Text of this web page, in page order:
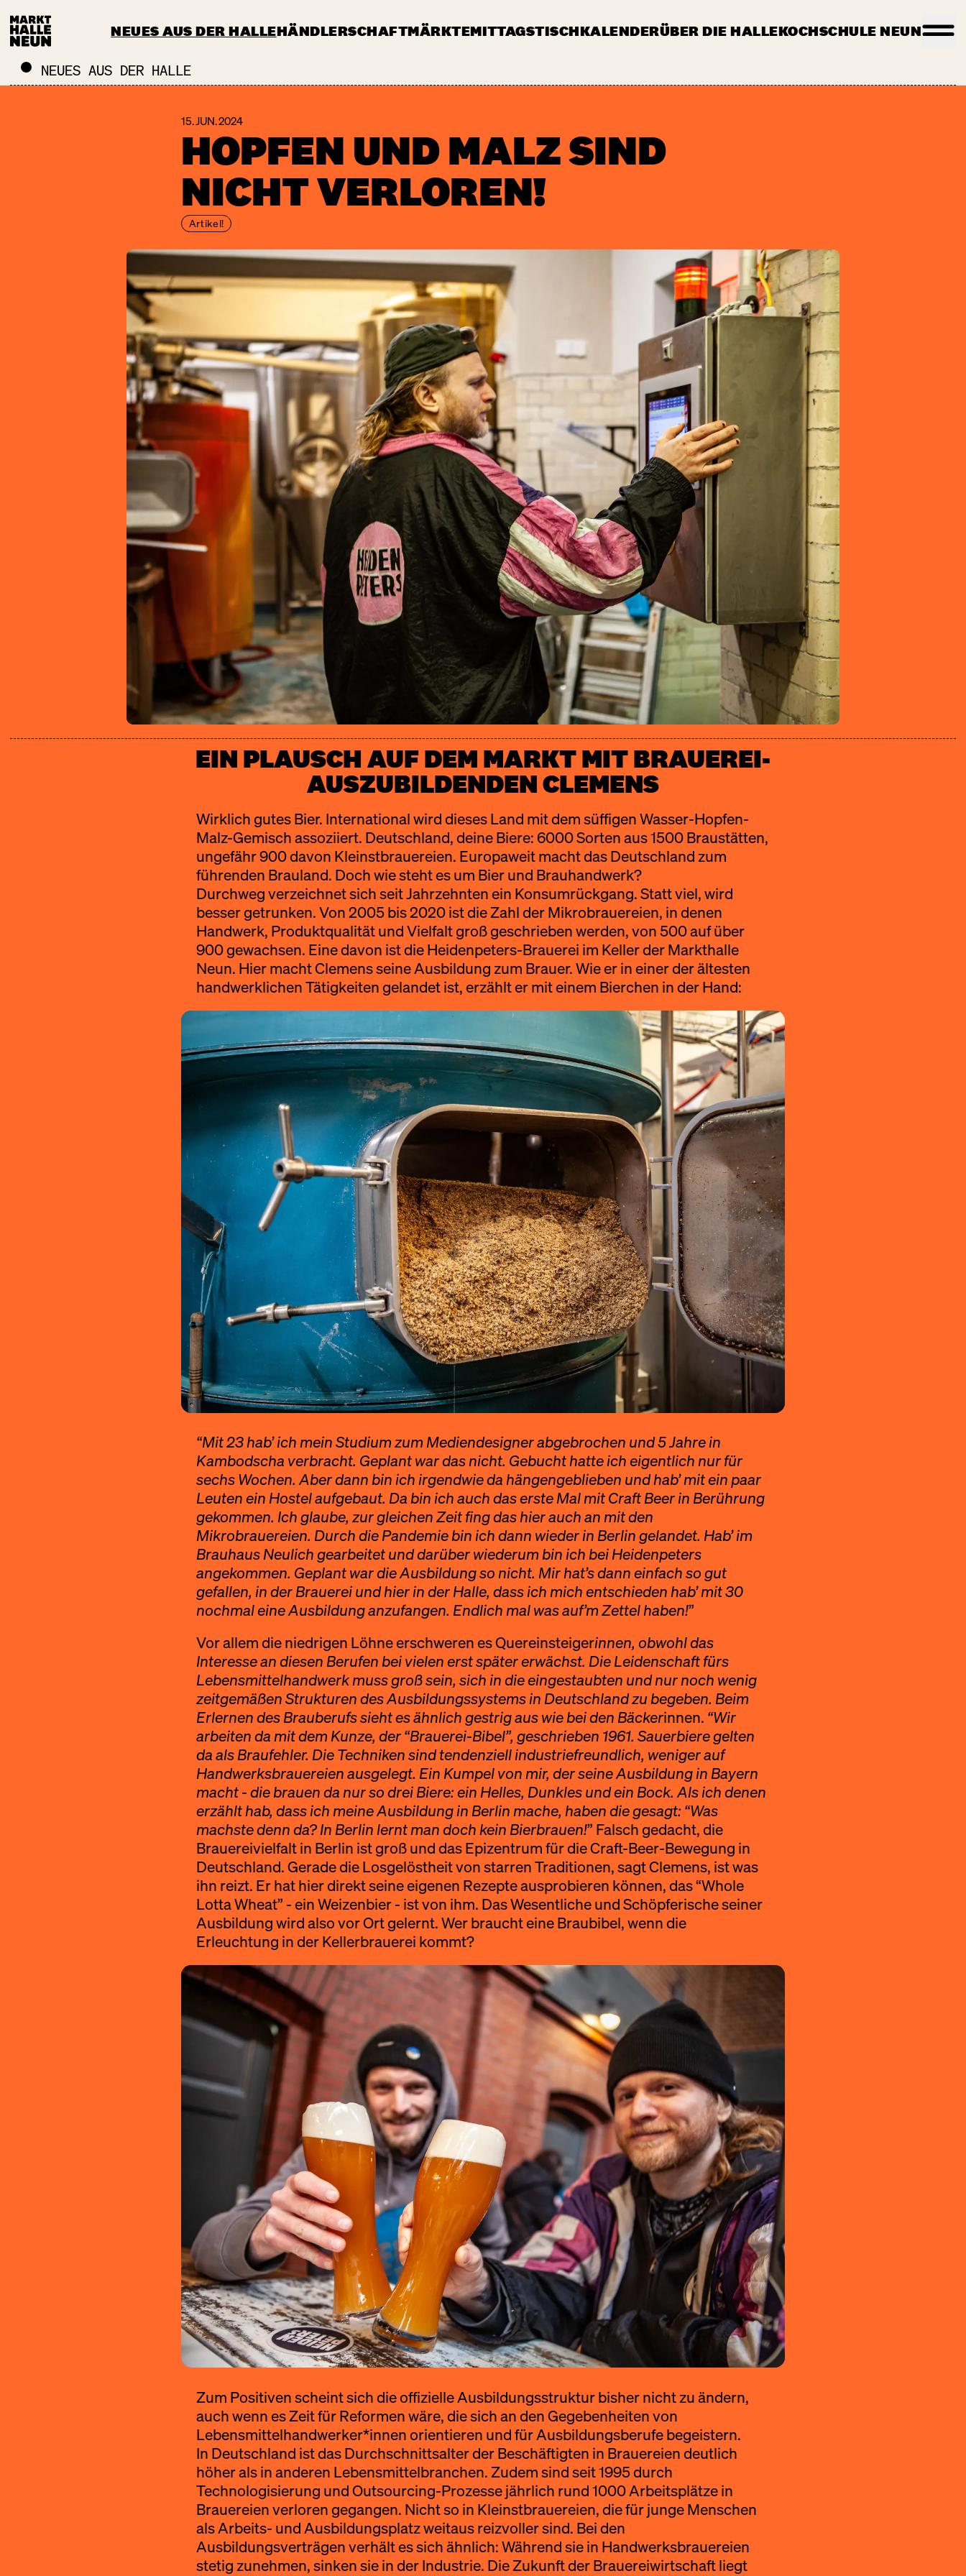
NEUES AUS DER HALLEHÄNDLERSCHAFTMÄRKTEMITTAGSTISCHKALENDERÜBER DIE HALLEKOCHSCHULE NEUN
NEUES AUS DER HALLE
15. JUN. 2024
HOPFEN UND MALZ SIND
NICHT VERLOREN!
Artikel!
EIN PLAUSCH AUF DEM MARKT MIT BRAUEREI-
AUSZUBILDENDEN CLEMENS
Wirklich gutes Bier. International wird dieses Land mit dem süffigen Wasser-Hopfen-
Malz-Gemisch assoziiert. Deutschland, deine Biere: 6000 Sorten aus 1500 Braustätten,
ungefähr 900 davon Kleinstbrauereien. Europaweit macht das Deutschland zum
führenden Brauland. Doch wie steht es um Bier und Brauhandwerk?
Durchweg verzeichnet sich seit Jahrzehnten ein Konsumrückgang. Statt viel, wird
besser getrunken. Von 2005 bis 2020 ist die Zahl der Mikrobrauereien, in denen
Handwerk, Produktqualität und Vielfalt groß geschrieben werden, von 500 auf über
900 gewachsen. Eine davon ist die Heidenpeters-Brauerei im Keller der Markthalle
Neun. Hier macht Clemens seine Ausbildung zum Brauer. Wie er in einer der ältesten
handwerklichen Tätigkeiten gelandet ist, erzählt er mit einem Bierchen in der Hand:
“Mit 23 hab’ ich mein Studium zum Mediendesigner abgebrochen und 5 Jahre in
Kambodscha verbracht. Geplant war das nicht. Gebucht hatte ich eigentlich nur für
sechs Wochen. Aber dann bin ich irgendwie da hängengeblieben und hab’ mit ein paar
Leuten ein Hostel aufgebaut. Da bin ich auch das erste Mal mit Craft Beer in Berührung
gekommen. Ich glaube, zur gleichen Zeit fing das hier auch an mit den
Mikrobrauereien. Durch die Pandemie bin ich dann wieder in Berlin gelandet. Hab’ im
Brauhaus Neulich gearbeitet und darüber wiederum bin ich bei Heidenpeters
angekommen. Geplant war die Ausbildung so nicht. Mir hat’s dann einfach so gut
gefallen, in der Brauerei und hier in der Halle, dass ich mich entschieden hab’ mit 30
nochmal eine Ausbildung anzufangen. Endlich mal was auf’m Zettel haben!”
Vor allem die niedrigen Löhne erschweren es Quereinsteigerinnen, obwohl das
Interesse an diesen Berufen bei vielen erst später erwächst. Die Leidenschaft fürs
Lebensmittelhandwerk muss groß sein, sich in die eingestaubten und nur noch wenig
zeitgemäßen Strukturen des Ausbildungssystems in Deutschland zu begeben. Beim
Erlernen des Brauberufs sieht es ähnlich gestrig aus wie bei den Bäckerinnen. “Wir
arbeiten da mit dem Kunze, der “Brauerei-Bibel”, geschrieben 1961. Sauerbiere gelten
da als Braufehler. Die Techniken sind tendenziell industriefreundlich, weniger auf
Handwerksbrauereien ausgelegt. Ein Kumpel von mir, der seine Ausbildung in Bayern
macht - die brauen da nur so drei Biere: ein Helles, Dunkles und ein Bock. Als ich denen
erzählt hab, dass ich meine Ausbildung in Berlin mache, haben die gesagt: “Was
machste denn da? In Berlin lernt man doch kein Bierbrauen!” Falsch gedacht, die
Brauereivielfalt in Berlin ist groß und das Epizentrum für die Craft-Beer-Bewegung in
Deutschland. Gerade die Losgelöstheit von starren Traditionen, sagt Clemens, ist was
ihn reizt. Er hat hier direkt seine eigenen Rezepte ausprobieren können, das “Whole
Lotta Wheat” - ein Weizenbier - ist von ihm. Das Wesentliche und Schöpferische seiner
Ausbildung wird also vor Ort gelernt. Wer braucht eine Braubibel, wenn die
Erleuchtung in der Kellerbrauerei kommt?
Zum Positiven scheint sich die offizielle Ausbildungsstruktur bisher nicht zu ändern,
auch wenn es Zeit für Reformen wäre, die sich an den Gegebenheiten von
Lebensmittelhandwerker*innen orientieren und für Ausbildungsberufe begeistern.
In Deutschland ist das Durchschnittsalter der Beschäftigten in Brauereien deutlich
höher als in anderen Lebensmittelbranchen. Zudem sind seit 1995 durch
Technologisierung und Outsourcing-Prozesse jährlich rund 1000 Arbeitsplätze in
Brauereien verloren gegangen. Nicht so in Kleinstbrauereien, die für junge Menschen
als Arbeits- und Ausbildungsplatz weitaus reizvoller sind. Bei den
Ausbildungsverträgen verhält es sich ähnlich: Während sie in Handwerksbrauereien
stetig zunehmen, sinken sie in der Industrie. Die Zukunft der Brauereiwirtschaft liegt